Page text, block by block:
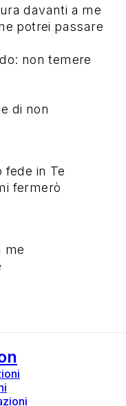
davanti a me
potrei passare
non temere
di non
fede in Te
fermerò
me